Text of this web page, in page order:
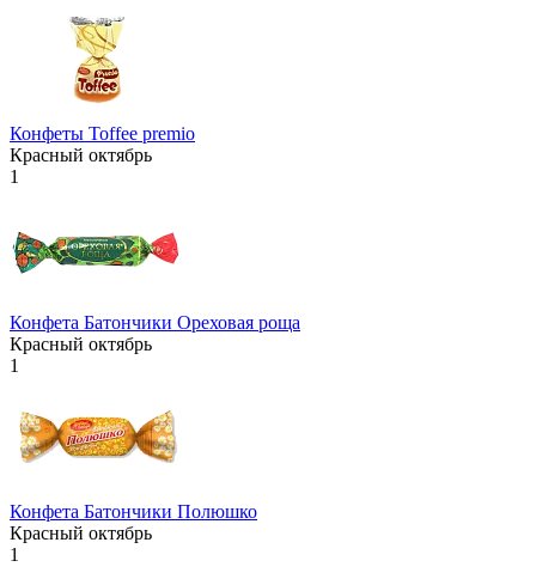
Конфеты Toffee premio
Красный октябрь
1
Конфета Батончики Ореховая роща
Красный октябрь
1
Конфета Батончики Полюшко
Красный октябрь
1